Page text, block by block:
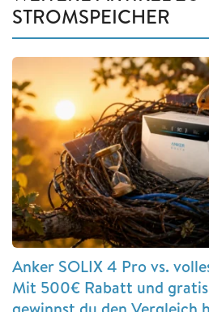
STROMSPEICHER
Anker SOLIX 4 Pro vs.
Mit 500€ Rabatt und